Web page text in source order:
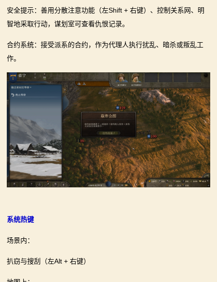
安全提示：善用分散注意功能（左Shift + 右键）、控制关系网、明
智地采取行动，谋划室可查看仇恨记录。
合约系统：接受派系的合约，作为代理人执行扰乱、暗杀或叛乱工
作。
系统热键
场景内：
扒窃与搜刮（左Alt + 右键）